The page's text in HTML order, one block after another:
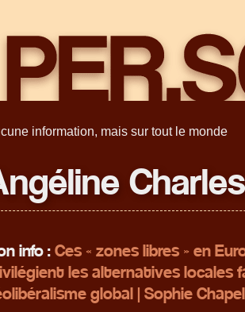
information, mais sur tout le monde
Charles
info :Ces « zones libres » en
les alternatives locales
global | Sophie